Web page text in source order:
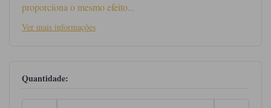
proporciona o mesmo efeito...
Ver mais informações
Quantidade: